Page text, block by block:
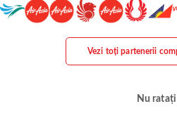
Vezi toți partenerii
Nu